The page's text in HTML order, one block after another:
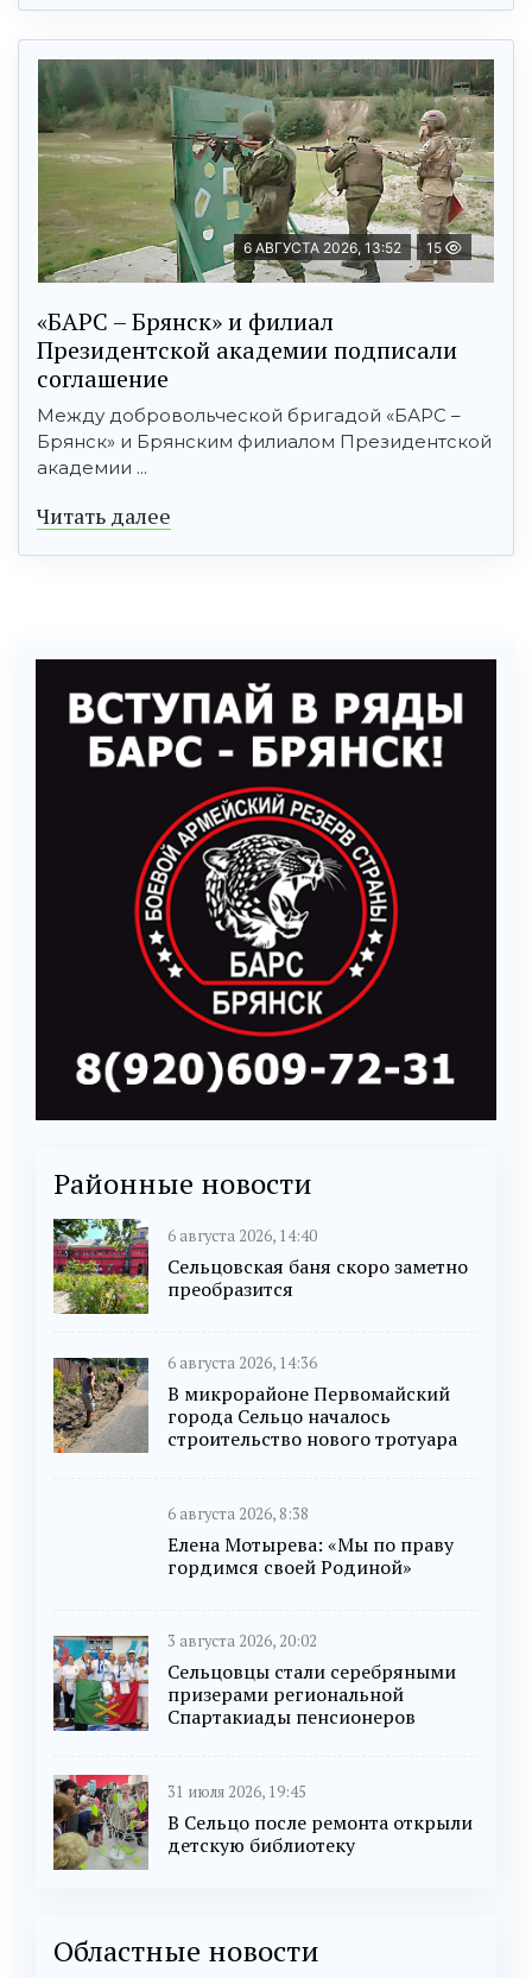
6 АВГУСТА 2026, 13:52 15
«БАРС – Брянск» и филиал
Президентской академии подписали
соглашение
Между добровольческой бригадой «БАРС –
Брянск» и Брянским филиалом Президентской
академии ...
Читать далее
Районные новости
6 августа 2026, 14:40
Сельцовская баня скоро заметно
преобразится
6 августа 2026, 14:36
В микрорайоне Первомайский
города Сельцо началось
строительство нового тротуара
6 августа 2026, 8:38
Елена Мотырева: «Мы по праву
гордимся своей Родиной»
3 августа 2026, 20:02
Сельцовцы стали серебряными
призерами региональной
Спартакиады пенсионеров
31 июля 2026, 19:45
В Сельцо после ремонта открыли
детскую библиотеку
Областные новости